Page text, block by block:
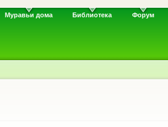
Муравьи дома Библиотека Форум